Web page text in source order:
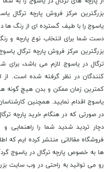
بزرگترین مرکز فروش پارچه ترگال
یاسوج را با طیف گسترده ای از رنگ ها
دست شما برای انتخاب نوع پارچه و
بزرگترین مرکز فروش پارچه ترگال
ترگال در یاسوج لازم می باشد، برای
کنندگان در نظر گرفته شده است. از
کمترین زمان ممکن و بدن هیچ گونه
یاسوج اقدام نمایید. همچنین
در صورتی که در هنگام خرید پارچه
دچار تردید شدید شما را
فروشگاه مقالاتی منتشر کرده ایم که
ها به خصوص پارچه ترگال در یاسوج
رو می توانید به راحتی در وب سایت